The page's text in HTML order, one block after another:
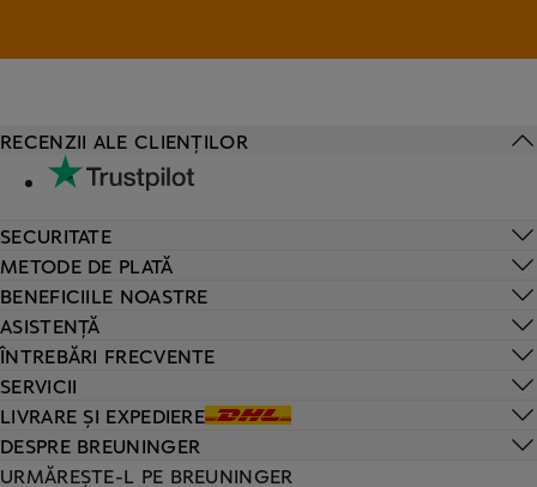
ASISTENȚĂ
ÎNTREBĂRI FRECVENTE
SERVICII
LIVRARE ȘI EXPEDIERE
RECENZII ALE CLIENȚILOR
SECURITATE
METODE DE PLATĂ
BENEFICIILE NOASTRE
DESPRE BREUNINGER
URMĂREȘTE-L PE BREUNINGER